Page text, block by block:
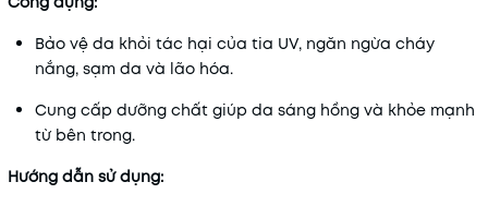
Bảo vệ da khỏi tác hại của tia UV, ngăn ngừa cháy
nắng, sạm da và lão hóa.
Cung cấp dưỡng chất giúp da sáng hồng và khỏe mạnh
từ bên trong.
Hướng dẫn sử dụng: